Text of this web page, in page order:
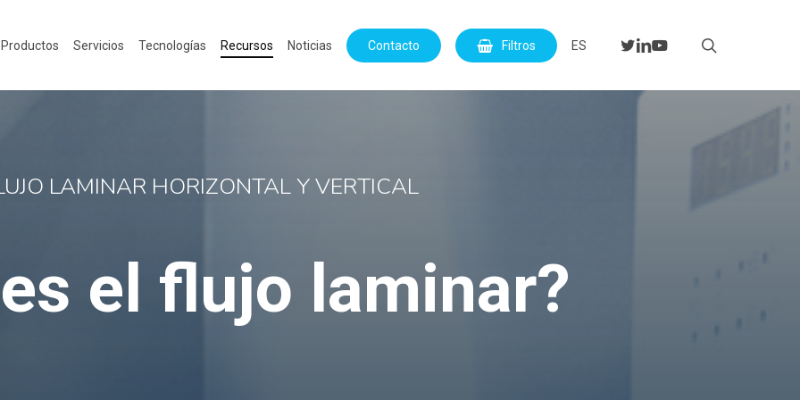
Productos Servicios Tecnologías Recursos Noticias Contacto Filtros ES twitter
linkedin
youtube
LAMINAR HORIZONTAL Y VERTICAL
el flujo laminar?